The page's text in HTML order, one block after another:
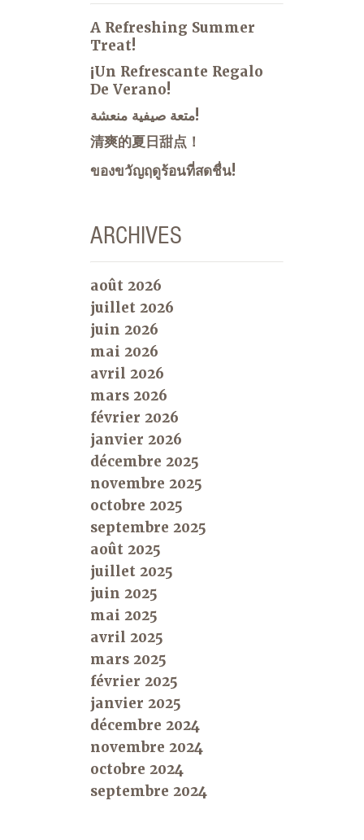
A Refreshing Summer
Treat!
¡Un Refrescante Regalo
De Verano!
متعة صيفية منعشة!
清爽的夏日甜点！
ของขวัญฤดูร้อนที่สดชื่น!
ARCHIVES
août 2026
juillet 2026
juin 2026
mai 2026
avril 2026
mars 2026
février 2026
janvier 2026
décembre 2025
novembre 2025
octobre 2025
septembre 2025
août 2025
juillet 2025
juin 2025
mai 2025
avril 2025
mars 2025
février 2025
janvier 2025
décembre 2024
novembre 2024
octobre 2024
septembre 2024